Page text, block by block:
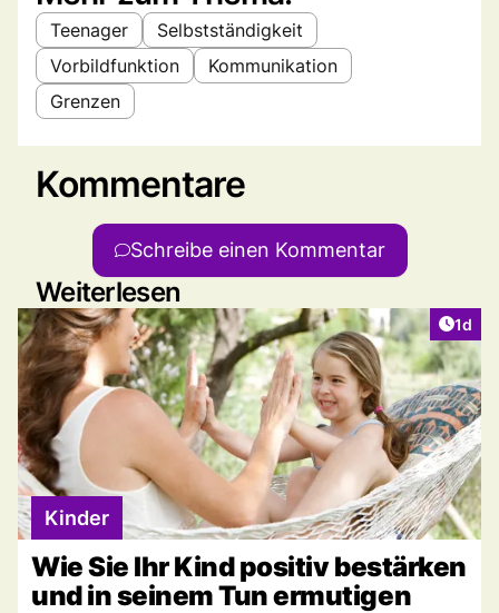
Teenager
Selbstständigkeit
Vorbildfunktion
Kommunikation
Grenzen
Kommentare
Schreibe einen Kommentar
Weiterlesen
1d
Kinder
Wie Sie Ihr Kind positiv bestärken
und in seinem Tun ermutigen